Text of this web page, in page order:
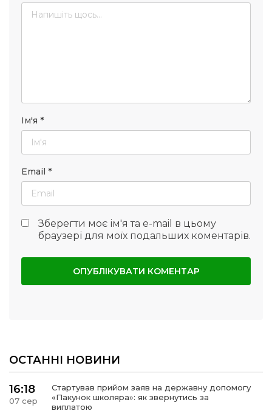
Ім'я *
Email *
Зберегти моє ім'я та e-mail в цьому
браузері для моїх подальших коментарів.
ОСТАННІ НОВИНИ
16:18
07 сер
Стартував прийом заяв на державну допомогу
«Пакунок школяра»: як звернутись за
виплатою